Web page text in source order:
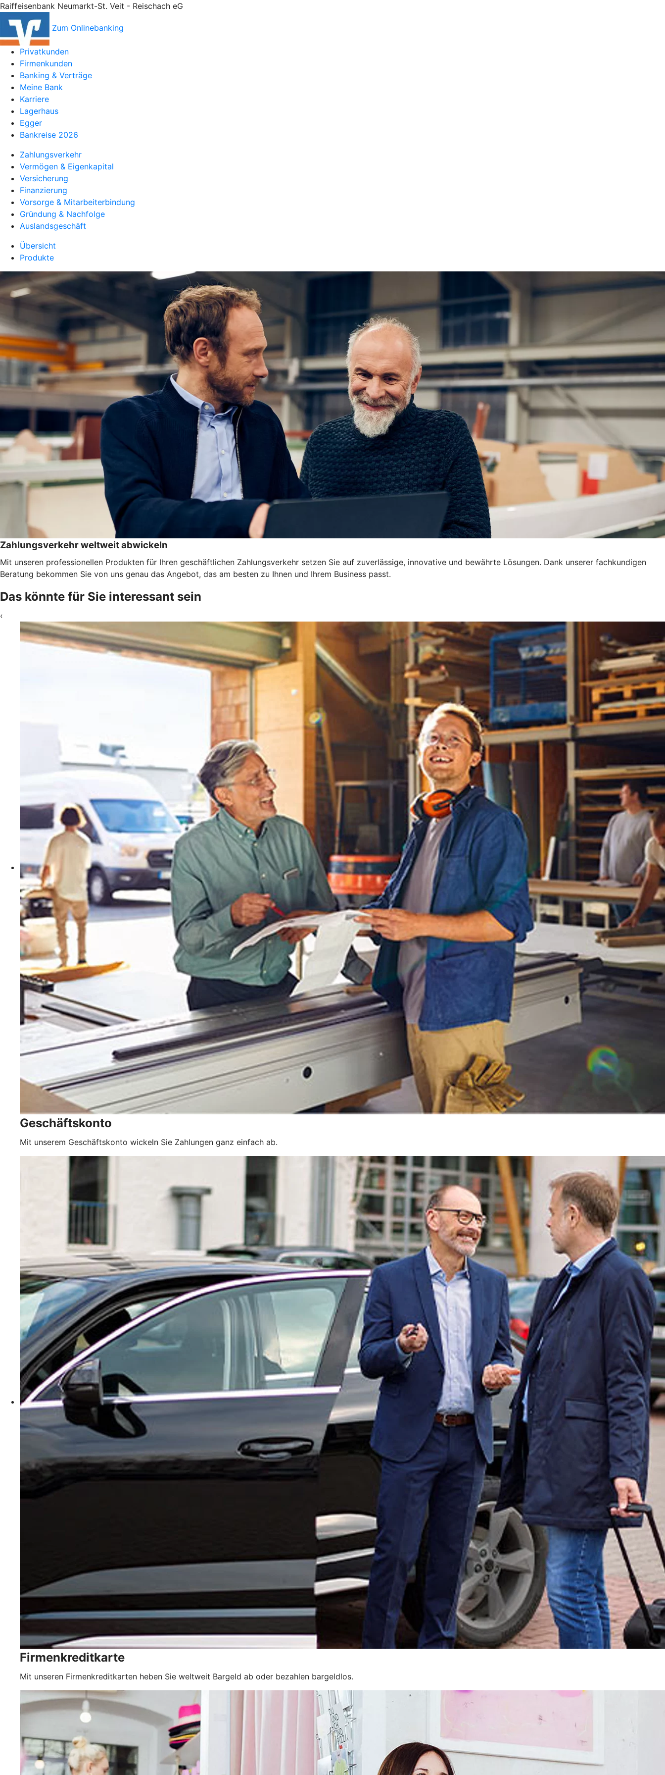
Raiffeisenbank Neumarkt-St. Veit - Reischach eG
Zum Onlinebanking
Privatkunden
Firmenkunden
Banking & Verträge
Meine Bank
Karriere
Lagerhaus
Egger
Bankreise 2026
Zahlungsverkehr
Vermögen & Eigenkapital
Versicherung
Finanzierung
Vorsorge & Mitarbeiterbindung
Gründung & Nachfolge
Auslandsgeschäft
Übersicht
Produkte
Zahlungsverkehr weltweit abwickeln
Mit unseren professionellen Produkten für Ihren geschäftlichen Zahlungsverkehr setzen Sie auf zuverlässige, innovative und bewährte Lösungen. Dank unserer fachkundigen
Beratung bekommen Sie von uns genau das Angebot, das am besten zu Ihnen und Ihrem Business passt.
Das könnte für Sie interessant sein
‹
Geschäftskonto
Mit unserem Geschäftskonto wickeln Sie Zahlungen ganz einfach ab.
Firmenkreditkarte
Mit unseren Firmenkreditkarten heben Sie weltweit Bargeld ab oder bezahlen bargeldlos.